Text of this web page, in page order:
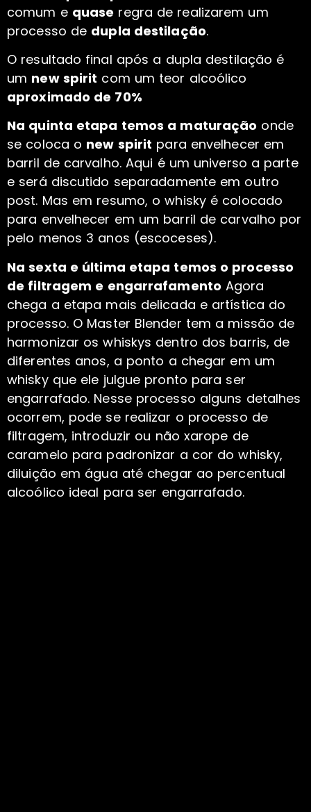
comum e quase regra de realizarem um
processo de dupla destilação.
O resultado final após a dupla destilação é
um new spirit com um teor alcoólico
aproximado de 70%
Na quinta etapa temos a maturação onde
se coloca o new spirit para envelhecer em
barril de carvalho. Aqui é um universo a parte
e será discutido separadamente em outro
post. Mas em resumo, o whisky é colocado
para envelhecer em um barril de carvalho por
pelo menos 3 anos (escoceses).
Na sexta e última etapa temos o processo
de filtragem e engarrafamento Agora
chega a etapa mais delicada e artística do
processo. O Master Blender tem a missão de
harmonizar os whiskys dentro dos barris, de
diferentes anos, a ponto a chegar em um
whisky que ele julgue pronto para ser
engarrafado. Nesse processo alguns detalhes
ocorrem, pode se realizar o processo de
filtragem, introduzir ou não xarope de
caramelo para padronizar a cor do whisky,
diluição em água até chegar ao percentual
alcoólico ideal para ser engarrafado.